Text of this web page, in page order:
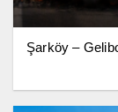
Şarköy –